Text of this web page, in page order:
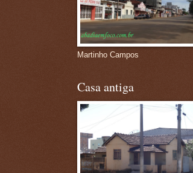
Martinho Campos
Casa antiga